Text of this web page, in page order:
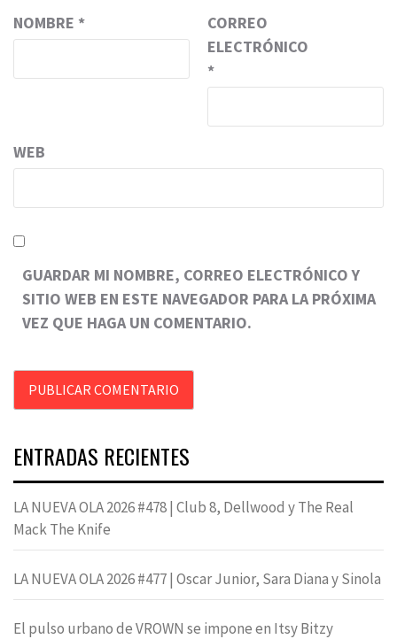
NOMBRE *
CORREO
ELECTRÓNICO
*
WEB
GUARDAR MI NOMBRE, CORREO ELECTRÓNICO Y
SITIO WEB EN ESTE NAVEGADOR PARA LA PRÓXIMA
VEZ QUE HAGA UN COMENTARIO.
ENTRADAS RECIENTES
LA NUEVA OLA 2026 #478 | Club 8, Dellwood y The Real
Mack The Knife
LA NUEVA OLA 2026 #477 | Oscar Junior, Sara Diana y Sinola
El pulso urbano de VROWN se impone en Itsy Bitzy